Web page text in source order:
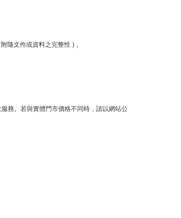
隨文件或資料之完整性 ) 。